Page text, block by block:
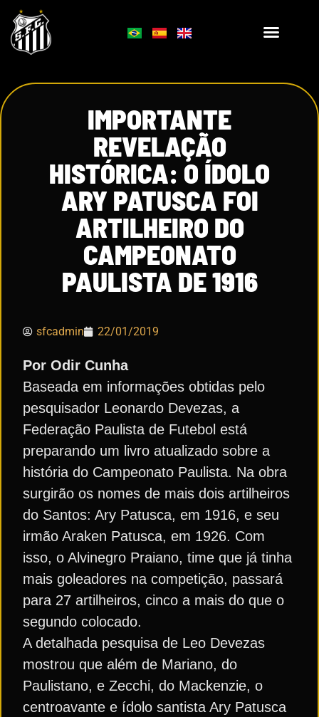
IMPORTANTE
REVELAÇÃO
HISTÓRICA: O ÍDOLO
ARY PATUSCA FOI
ARTILHEIRO DO
CAMPEONATO
PAULISTA DE 1916
sfcadmin 22/01/2019
Por Odir Cunha
Baseada em informações obtidas pelo
pesquisador Leonardo Devezas, a
Federação Paulista de Futebol está
preparando um livro atualizado sobre a
história do Campeonato Paulista. Na obra
surgirão os nomes de mais dois artilheiros
do Santos: Ary Patusca, em 1916, e seu
irmão Araken Patusca, em 1926. Com
isso, o Alvinegro Praiano, time que já tinha
mais goleadores na competição, passará
para 27 artilheiros, cinco a mais do que o
segundo colocado.
A detalhada pesquisa de Leo Devezas
mostrou que além de Mariano, do
Paulistano, e Zecchi, do Mackenzie, o
centroavante e ídolo santista Ary Patusca